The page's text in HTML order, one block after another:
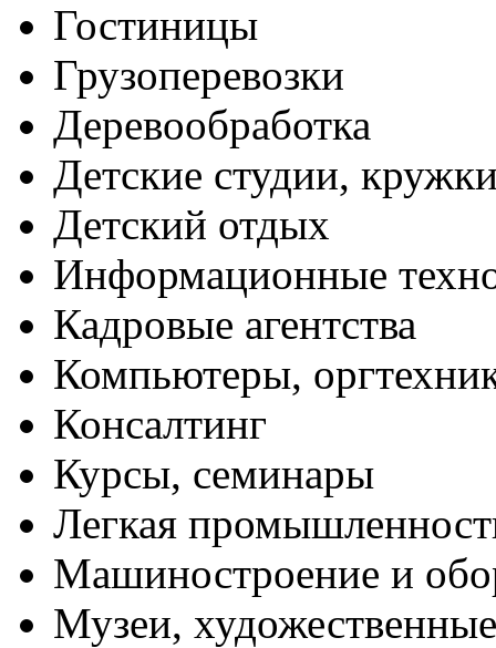
Гостиницы
Грузоперевозки
Деревообработка
Детские студии,
Детский отдых
Информационные
Кадровые агентства
Компьютеры,
Консалтинг
Курсы, семинары
Легкая
Машиностроение и
Музеи,